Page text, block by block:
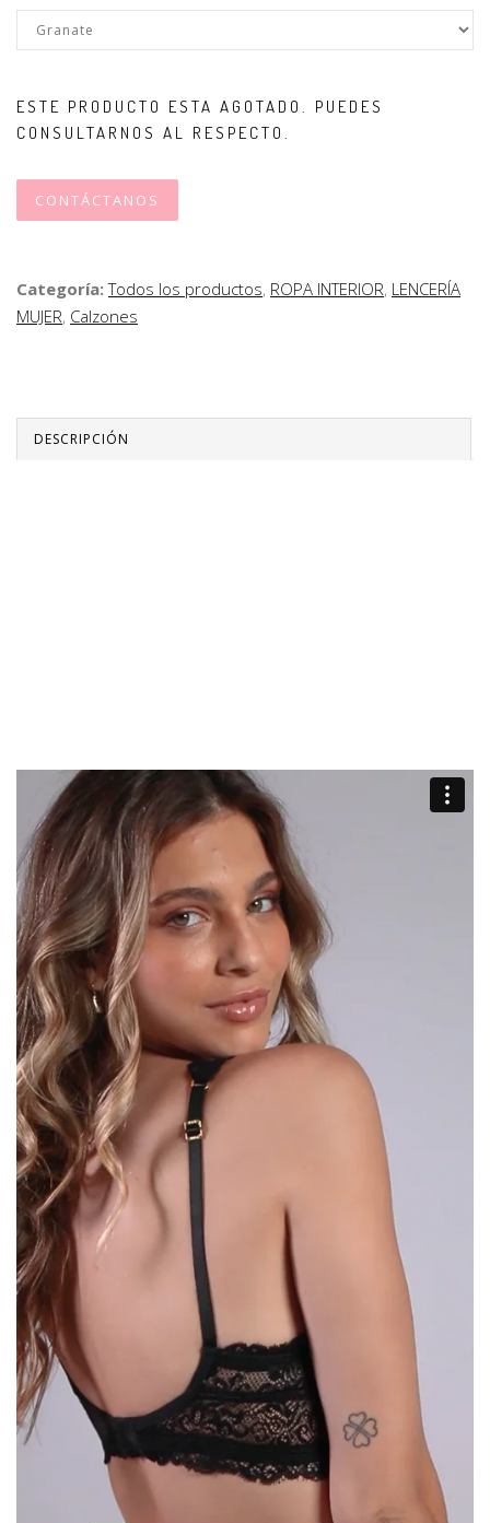
ESTE PRODUCTO ESTA AGOTADO. PUEDES
CONSULTARNOS AL RESPECTO.
CONTÁCTANOS
Categoría:Todos los productos, ROPA INTERIOR, LENCERÍA
MUJER, Calzones
DESCRIPCIÓN